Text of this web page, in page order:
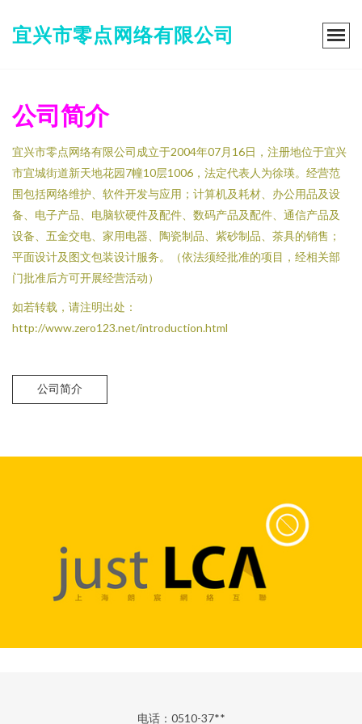
宜兴市零点网络有限公司
公司简介
宜兴市零点网络有限公司成立于2004年07月16日，注册地位于宜兴
市宜城街道新天地花园7幢10层1006，法定代表人为徐瑛。经营范
围包括网络维护、软件开发与应用；计算机及耗材、办公用品及设
备、电子产品、电脑软硬件及配件、数码产品及配件、通信产品及
设备、五金交电、家用电器、陶瓷制品、紫砂制品、茶具的销售；
平面设计及图文包装设计服务。（依法须经批准的项目，经相关部
门批准后方可开展经营活动）
如若转载，请注明出处：
http://www.zero123.net/introduction.html
公司简介
电话：0510-37**